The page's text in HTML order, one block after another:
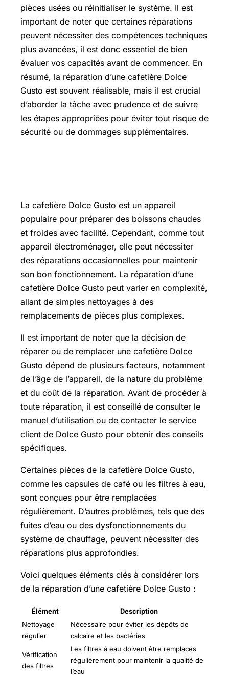
pièces usées ou réinitialiser le système. Il est
important de noter que certaines réparations
peuvent nécessiter des compétences techniques
plus avancées, il est donc essentiel de bien
évaluer vos capacités avant de commencer. En
résumé, la réparation d’une cafetière Dolce
Gusto est souvent réalisable, mais il est crucial
d’aborder la tâche avec prudence et de suivre
les étapes appropriées pour éviter tout risque de
sécurité ou de dommages supplémentaires.
La cafetière Dolce Gusto est un appareil
populaire pour préparer des boissons chaudes
et froides avec facilité. Cependant, comme tout
appareil électroménager, elle peut nécessiter
des réparations occasionnelles pour maintenir
son bon fonctionnement. La réparation d’une
cafetière Dolce Gusto peut varier en complexité,
allant de simples nettoyages à des
remplacements de pièces plus complexes.
Il est important de noter que la décision de
réparer ou de remplacer une cafetière Dolce
Gusto dépend de plusieurs facteurs, notamment
de l’âge de l’appareil, de la nature du problème
et du coût de la réparation. Avant de procéder à
toute réparation, il est conseillé de consulter le
manuel d’utilisation ou de contacter le service
client de Dolce Gusto pour obtenir des conseils
spécifiques.
Certaines pièces de la cafetière Dolce Gusto,
comme les capsules de café ou les filtres à eau,
sont conçues pour être remplacées
régulièrement. D’autres problèmes, tels que des
fuites d’eau ou des dysfonctionnements du
système de chauffage, peuvent nécessiter des
réparations plus approfondies.
Voici quelques éléments clés à considérer lors
de la réparation d’une cafetière Dolce Gusto :
Élément
Description
Nettoyage
régulier
Nécessaire pour éviter les dépôts de
calcaire et les bactéries
Vérification
des filtres
Les filtres à eau doivent être remplacés
régulièrement pour maintenir la qualité de
l’eau